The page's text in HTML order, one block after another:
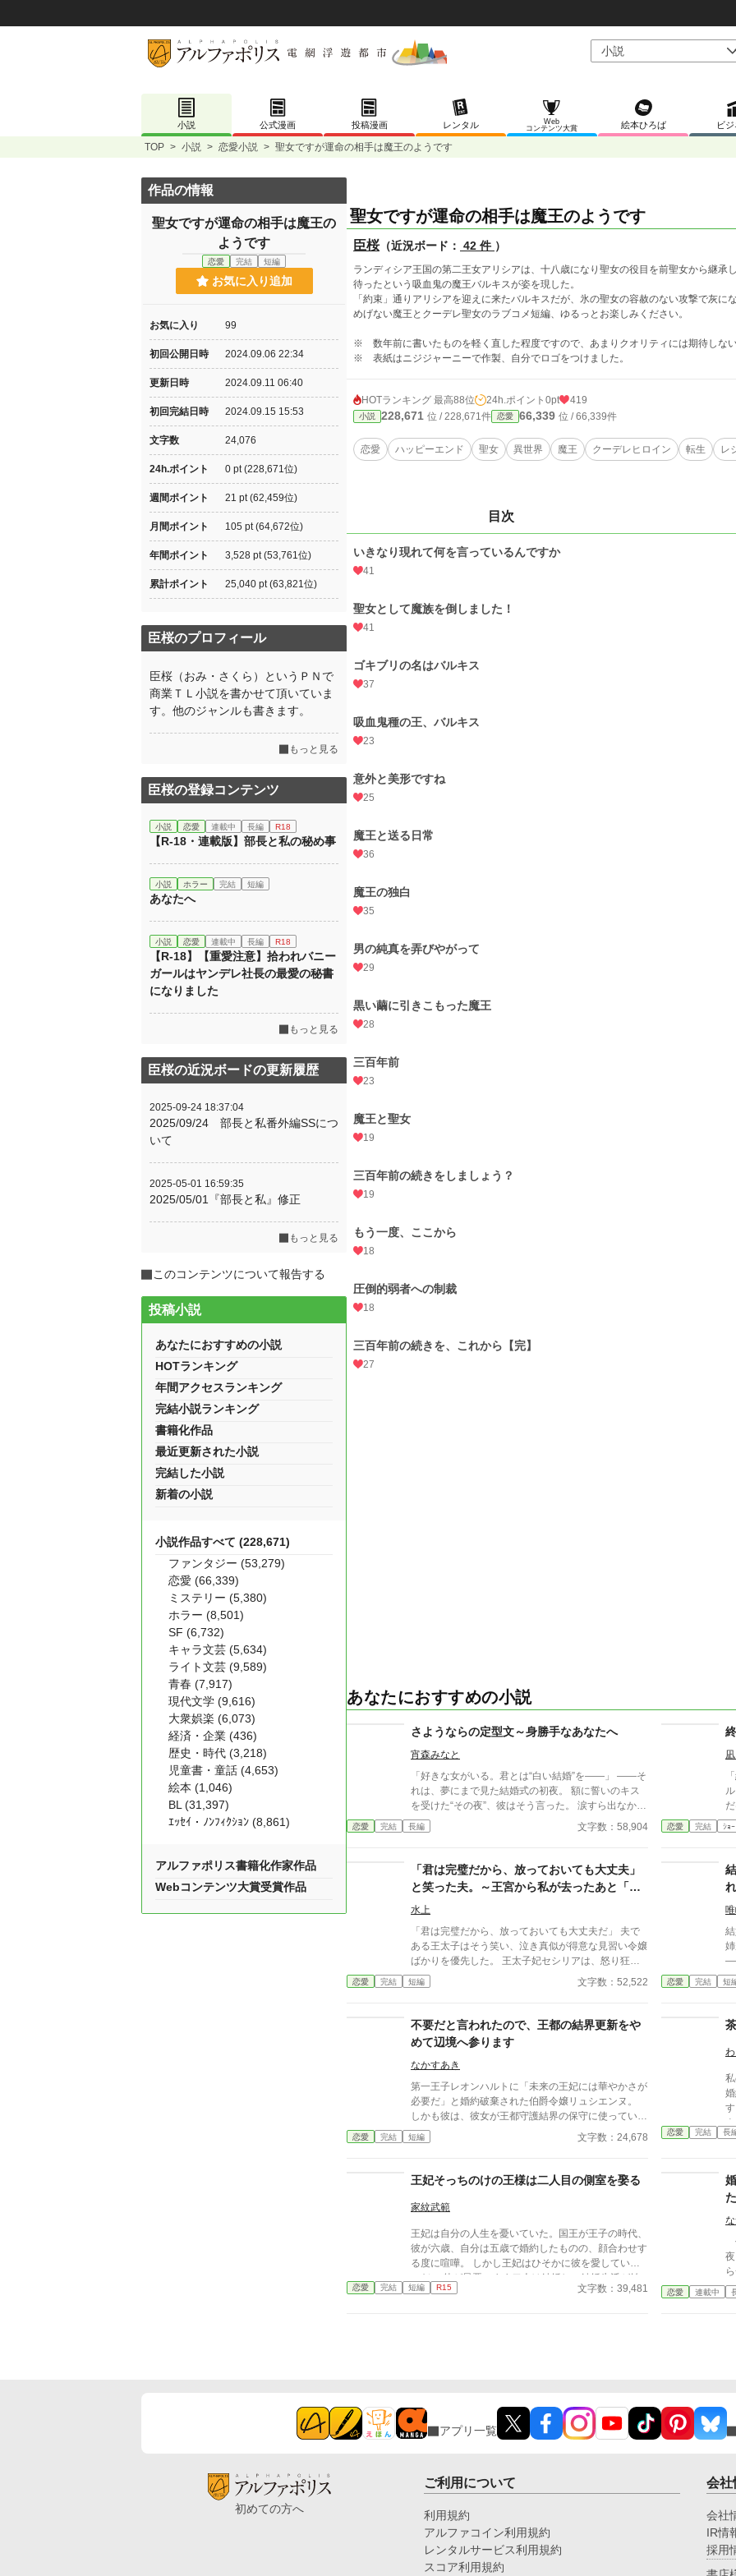
小説 公式漫画 投稿漫画 レンタル
Web
コンテンツ大賞
絵本ひろば ビ
TOP > 小説 > 恋愛小説 > 聖女ですが運命の相手は魔王のようです
聖女ですが運命の相手は魔王のようです
臣桜（近況ボード： 42 件 ）
ランディシア王国の第二王女アリシアは、十八歳になり聖女の役目を前聖女から継承
待ったという吸血鬼の魔王バルキスが姿を現した。
「約束」通りアリシアを迎えに来たバルキスだが、氷の聖女の容赦のない攻撃で灰に
めげない魔王とクーデレ聖女のラブコメ短編、ゆるっとお楽しみください。
※ 数年前に書いたものを軽く直した程度ですので、あまりクオリティには期待しな
※ 表紙はニジジャーニーで作製、自分でロゴをつけました。
HOTランキング 最高88位 24h.ポイント 0pt 419
小説 228,671 位 / 228,671件 恋愛 66,339 位 / 66,339件
恋愛 ハッピーエンド 聖女 異世界 魔王 クーデレヒロイン 転生 レ
目次
いきなり現れて何を言っているんですか
41
聖女として魔族を倒しました！
41
ゴキブリの名はバルキス
37
吸血鬼種の王、バルキス
23
意外と美形ですね
25
魔王と送る日常
36
魔王の独白
35
男の純真を弄びやがって
29
黒い繭に引きこもった魔王
28
三百年前
23
魔王と聖女
19
三百年前の続きをしましょう？
19
もう一度、ここから
18
圧倒的弱者への制裁
18
三百年前の続きを、これから【完】
27
あなたにおすすめの小説
さようならの定型文～身勝手なあなたへ
宵森みなと
「好きな女がいる。君とは“白い結婚”を——」 ――そ
れは、夢にまで見た結婚式の初夜。 額に誓いのキス
を受けた“その夜”、彼はそう言った。 涙すら出なかっ
た。 なぜなら私は、その直前に“前世の記憶”を思い出
したから。 ……よりによって、元・男の人生を。 夫
目覚めたのは皮肉にも、“現実”と“前世”の自分だっ
た。 ｢さようなら｣ だって、もう誰かに振り回される
なんて嫌。 慰謝料もらって悠々自適なシングルライ
フ。 別居、自立して、左団扇の人生送ってみせます
わ。 だけど元・夫も、従兄も、世間も――私を放っ
てはくれないみたい？ 「……何それ、私の人生、ま
だ波乱あるの？」 はい、あります。盛りだくさん
で。 元・男、今・女。 “白い結婚からの離縁”から始
まる、人生劇場ここに開幕。 -----『白い結婚の行方』
恋愛 完結 長編 文字数：58,904
ル
だけ
き戻
を書
恋愛 完結 ｼｮ
「君は完璧だから、放っておいても大丈夫」
と笑った夫。～王宮から私が去ったあと「愛
していた」と泣きついても、もう手遅れです
水上
「君は完璧だから、放っておいても大丈夫だ」 夫で
ある王太子はそう笑い、泣き真似が得意な見習い令嬢
ばかりを優先した。 王太子妃セシリアは、怒り狂う
こともなく、静かに心を閉ざす。 「左様でございま
すか」 彼女は夫への期待というノイズを遮断し、離
恋愛 完結 短編 文字数：52,522
結
姉
—— 私こそが、誰も知
ていた。
恋愛 完結 短
不要だと言われたので、王都の結界更新をや
めて辺境へ参ります
なかすあき
第一王子レオンハルトに「未来の王妃には華やかさが
必要だ」と婚約破棄された伯爵令嬢リュシエンヌ。
しかも彼は、彼女が王都守護結界の保守に使っていた
魔道具を“ガラクタ”と切り捨てる。 だが、王子は知ら
なかった。結界の重要性だけではなく、それを誰が支
約を終了した翌日、王都の結界は乱れ始める。 一
方、北方辺境へ向かったリュシエンヌは、小さな村の
夜を守るために新たな結界を立て直していた。 不要
場所へ辿り着く、婚約破棄から始まる静かな逆転劇。
恋愛 完結 短編 文字数：24,678 恋愛 完結 長
王妃そっちのけの王様は二人目の側室を娶る
家紋武範
王妃は自分の人生を憂いていた。国王が王子の時代、
彼が六歳、自分は五歳で婚約したものの、顔合わせす
る度に喧嘩。 しかし王妃はひそかに彼を愛していた
のだ。 仲が最悪のまま二人は結婚し、結婚生活が始
まるが当然国王は王妃の部屋に来ることはない。 そ
恋愛 完結 短編 R15 文字数：39,481
ら
─陰
恋愛 連載中
作品の情報
聖女ですが運命の相手は魔王の
ようです
恋愛 完結 短編
お気に入り追加
お気に入り 99
初回公開日時 2024.09.06 22:34
更新日時 2024.09.11 06:40
初回完結日時 2024.09.15 15:53
文字数 24,076
24h.ポイント 0 pt (228,671位)
週間ポイント 21 pt (62,459位)
月間ポイント 105 pt (64,672位)
年間ポイント 3,528 pt (53,761位)
累計ポイント 25,040 pt (63,821位)
臣桜のプロフィール
臣桜（おみ・さくら）というＰＮで
商業ＴＬ小説を書かせて頂いていま
す。他のジャンルも書きます。
もっと見る
臣桜の登録コンテンツ
小説 恋愛 連載中 長編 R18
【R-18・連載版】部長と私の秘め事
小説 ホラー 完結 短編
あなたへ
小説 恋愛 連載中 長編 R18
【R-18】【重愛注意】拾われバニー
ガールはヤンデレ社長の最愛の秘書
になりました
もっと見る
臣桜の近況ボードの更新履歴
2025-09-24 18:37:04
2025/09/24 部長と私番外編SSにつ
いて
2025-05-01 16:59:35
2025/05/01『部長と私』修正
もっと見る
このコンテンツについて報告する
投稿小説
あなたにおすすめの小説
HOTランキング
年間アクセスランキング
完結小説ランキング
書籍化作品
最近更新された小説
完結した小説
新着の小説
小説作品すべて (228,671)
ファンタジー (53,279)
恋愛 (66,339)
ミステリー (5,380)
ホラー (8,501)
SF (6,732)
キャラ文芸 (5,634)
ライト文芸 (9,589)
青春 (7,917)
現代文学 (9,616)
大衆娯楽 (6,073)
経済・企業 (436)
歴史・時代 (3,218)
児童書・童話 (4,653)
絵本 (1,046)
BL (31,397)
ｴｯｾｲ・ﾉﾝﾌｨｸｼｮﾝ (8,861)
アルファポリス書籍化作家作品
Webコンテンツ大賞受賞作品
アプリ一覧
初めての方へ
ご利用について
利用規約
アルファコイン利用規約
レンタルサービス利用規約
スコア利用規約
会社
会社
IR情
採用